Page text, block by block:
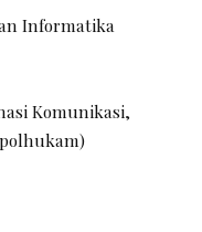
Informatika
Komunikasi,